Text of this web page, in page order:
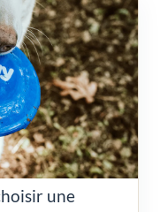
une